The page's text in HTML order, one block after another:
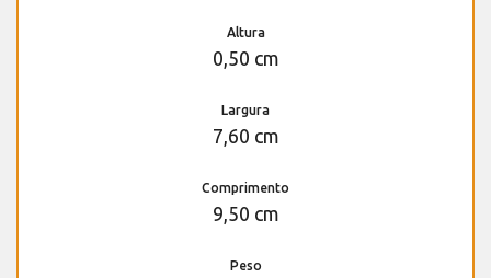
Altura
0,50 cm
Largura
7,60 cm
Comprimento
9,50 cm
Peso